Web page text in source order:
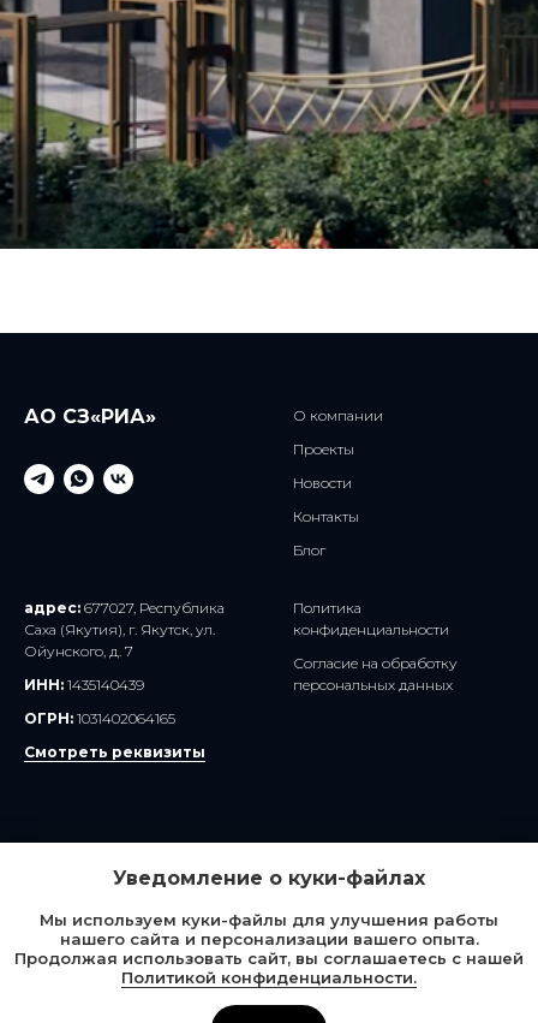
АО СЗ«РИА»
О компании
Проекты
Новости
Контакты
Блог
адрес: 677027, Республика
Саха (Якутия), г. Якутск, ул.
Ойунского, д. 7
ИНН: 1435140439
ОГРН: 1031402064165
Смотреть реквизиты
Политика
конфиденциальности
Согласие на обработку
персональных данных
Наверх
Уведомление о куки-файлах
Мы используем куки-файлы для улучшения работы
нашего сайта и персонализации вашего опыта.
Продолжая использовать сайт, вы соглашаетесь с нашей
Политикой конфиденциальности.